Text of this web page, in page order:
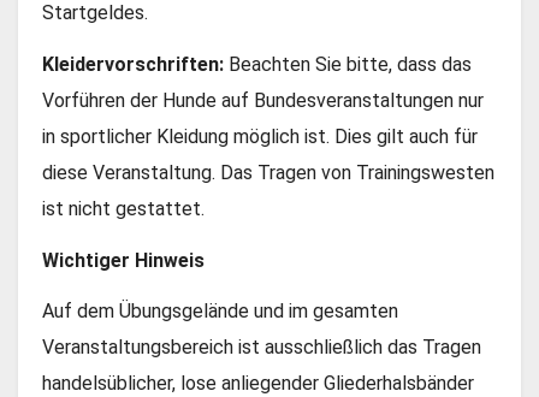
Startgeldes.
Kleidervorschriften: Beachten Sie bitte, dass das
Vorführen der Hunde auf Bundesveranstaltungen nur
in sportlicher Kleidung möglich ist. Dies gilt auch für
diese Veranstaltung. Das Tragen von Trainingswesten
ist nicht gestattet.
Wichtiger Hinweis
Auf dem Übungsgelände und im gesamten
Veranstaltungsbereich ist ausschließlich das Tragen
handelsüblicher, lose anliegender Gliederhalsbänder